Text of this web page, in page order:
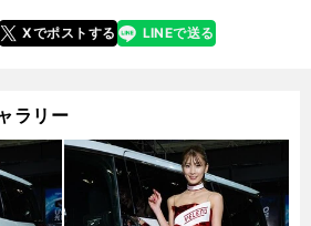
Xでポストする
line LINEで送る
ラリー